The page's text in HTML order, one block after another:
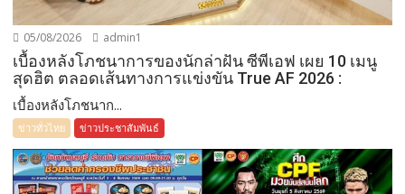
05/08/2026 admin1
เบื้องหลังโภชนาการของนักล่าฝัน ซีพีเอฟ เผย 10 เมนู
สุดฮิต ตลอดเส้นทางการแข่งขัน True AF 2026 :
เบื้องหลังโภชนาก...
ข่าวทั่วไทย ข่าวประชาสัมพันธ์